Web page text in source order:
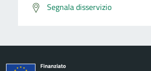
Segnala disservizio